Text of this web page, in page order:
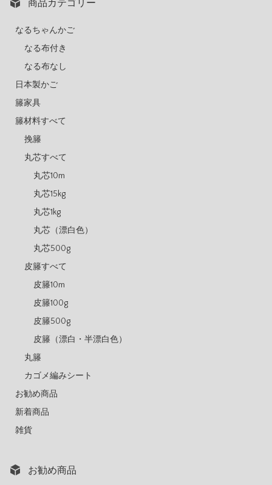
商品カテゴリー
なるちゃんかご
なる布付き
なる布なし
日本製かご
籐家具
籐材料すべて
挽籐
丸芯すべて
丸芯10m
丸芯15kg
丸芯1kg
丸芯（漂白色）
丸芯500g
皮籐すべて
皮籐10m
皮籐100g
皮籐500g
皮籐（漂白・半漂白色）
丸籐
カゴメ編みシート
お勧め商品
新着商品
雑貨
お勧め商品